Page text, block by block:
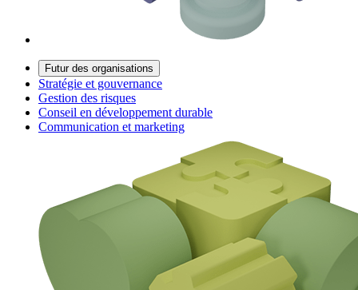
Futur des organisations
Stratégie et gouvernance
Gestion des risques
Conseil en développement durable
Communication et marketing